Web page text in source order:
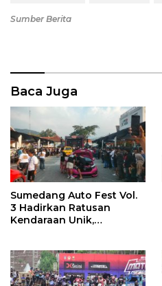
Sumber Berita
Baca Juga
Sumedang Auto Fest Vol.
3 Hadirkan Ratusan
Kendaraan Unik,